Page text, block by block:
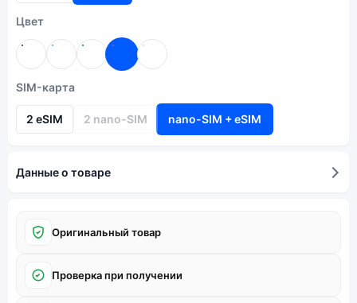
Цвет
SIM-карта
2 eSIM 2 nano-SIM nano-SIM + eSIM
Данные о товаре
Оригинальный товар
Проверка при получении